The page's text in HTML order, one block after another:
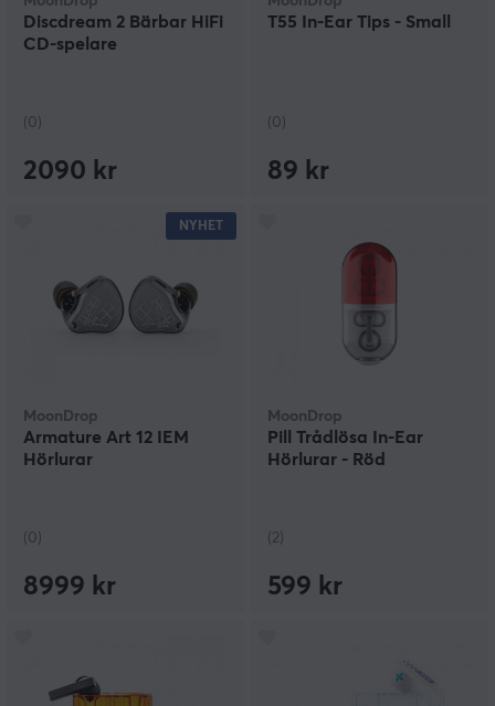
Discdream 2 Bärbar HiFi
CD-spelare
(0)
2090 kr
T55 In-Ear Tips - Small
(0)
89 kr
NYHET
MoonDrop
Armature Art 12 IEM
Hörlurar
(0)
8999 kr
MoonDrop
Pill Trådlösa In-Ear
Hörlurar - Röd
(2)
599 kr